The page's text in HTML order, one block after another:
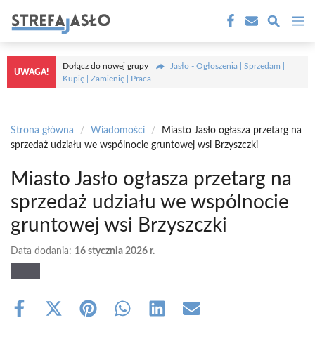
treści
UWAGA!
Dołącz do nowej grupy
Jasło - Ogłoszenia | Sprzedam |
Kupię | Zamienię | Praca
Strona główna / Wiadomości /
Miasto Jasło ogłasza przetarg na
sprzedaż udziału we wspólnocie gruntowej wsi Brzyszczki
Miasto Jasło ogłasza przetarg na
sprzedaż udziału we wspólnocie
gruntowej wsi Brzyszczki
Data dodania: 16 stycznia 2026 r.
Share
Share
(Twitter)
Share Share Share Share